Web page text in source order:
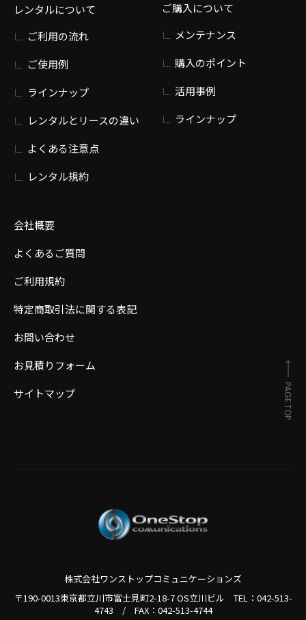
レンタルについて
ご利用の流れ
ご使用例
ラインナップ
レンタルとリースの違い
よくある注意点
レンタル規約
会社概要
よくあるご質問
ご利用規約
特定商取引法に関する表記
お問い合わせ
お見積りフォーム
サイトマップ
ご購入について
メンテナンス
購入のポイント
活用事例
ラインナップ
株式会社ワンストップコミュニケーションズ
〒190-0013東京都立川市富士見町2-18-7 OS立川ビル TEL： 042-513-
4743 / FAX：042-513-4744
PAGE TOP